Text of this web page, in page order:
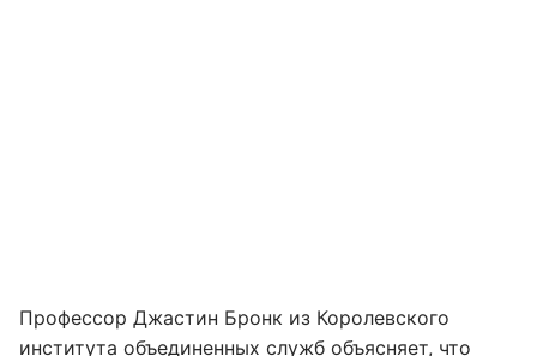
Профессор Джастин Бронк из Королевского
института объединенных служб объясняет, что